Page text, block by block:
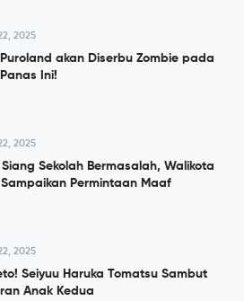
2025
akan Diserbu Zombie pada
Ini!
2025
Siang Sekolah Bermasalah, Walikota
Permintaan Maaf
2025
Seiyuu Haruka Tomatsu Sambut
Anak Kedua